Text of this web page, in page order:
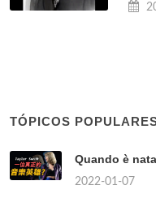
TÓPICOS
Quando è
2022-01-07